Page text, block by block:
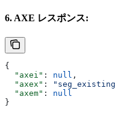
6. AXE レスポンス:
{
  "axei"
: null ,
  "axex"
:
  "axem"
: null
}